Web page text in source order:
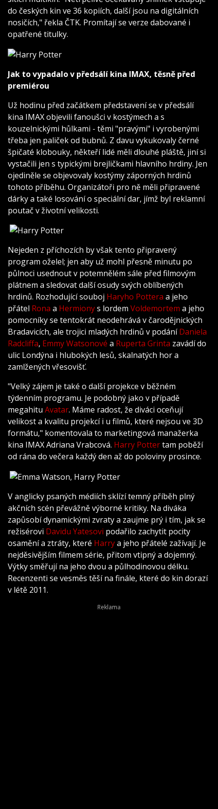
do českých kin ve 36 kopiích, další jsou na digitálních
nosičích," řekla ČTK. Promítají se verze dabované i
opatřené titulky.
Jak to vypadalo v předsálí kina IMAX, těsně před
premiérou
Už hodinu před začátkem představení se v předsálí
kina IMAX objevili fanoušci v kostýmech a s
kouzelnickými hůlkami - těmi "pravými" i vyrobenými
třeba jen paliček od bubnů. Z davu vykukovaly černé
špičaté klobouky, někteří lidé měli dlouhé pláště, jiní si
vystačili jen s typickými brejličkami hlavního hrdiny. Jen
ojediněle se objevovaly kostýmy záporných hrdinů
tohoto příběhu. Organizátoři pro ně měli připravené
dárky a také losování o speciální dar, jímž byl reklamní
poutač v životní velikosti.
Nejeden z příchozích by však tento připravený
program oželel; jen aby už mohl přesně minutu po
půlnoci usednout v potemnělém sále před filmovým
plátnem a sledovat další osudy svých oblíbených
hrdinů. Rozhodující souboj Haryho Pottera a jeho
přátel Rona a Hermionys lordem Voldemortem a jeho
pomocníky se tentokrát neodehrává v čarodějnických
Bradavicích, ale trojici mladých hrdinů v podáníDaniela
Radcliffa, Emmy Watsonové a Ruperta Grinta zavádí do
ulic Londýna i hlubokých lesů, skalnatých hor a
zamlžených vřesovišť.
"Velký zájem je také o další projekce v běžném
týdenním programu. Je podobný jako v případě
megahitu Avatar. Máme radost, že diváci oceňují
velikost a kvalitu projekcí i u filmů, které nejsou ve 3D
formátu," komentovala to marketingová manažerka
kina IMAX Adriana Vrabcová. Harry Pottertam poběží
od rána do večera každý den až do poloviny prosince.
V anglicky psaných médiích sklízí temný příběh plný
akčních scén převážně výborné kritiky. Na diváka
zapůsobí dynamickými zvraty a zaujme prý i tím, jak se
režisérovi Davidu Yatesovi podařilo zachytit pocity
osamění a ztráty, které Harrya jeho přátelé zažívají. Je
nejděsivějším filmem série, přitom vtipný a dojemný.
Výtky směřují na jeho dvou a půlhodinovou délku.
Recenzenti se vesměs těší na finále, které do kin dorazí
v létě 2011.